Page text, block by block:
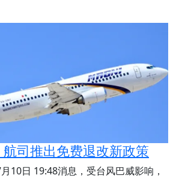
司推出免费退改新政策
10日 19:48消息，受台风巴威影响，